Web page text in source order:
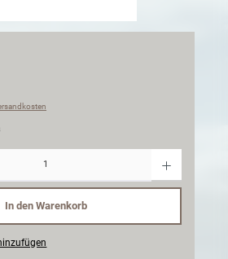
In den Warenkorb